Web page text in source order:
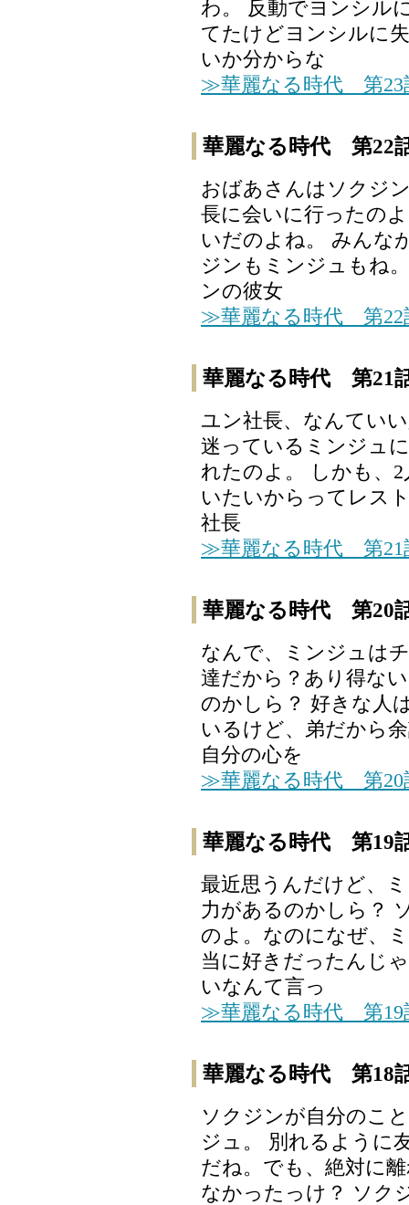
わ。 反動でヨンシル
てたけどヨンシルに
いか分からな
≫華麗なる時代 第23
華麗なる時代 第22
おばあさんはソクジ
長に会いに行ったの
いだのよね。 みんな
ジンもミンジュもね
ンの彼女
≫華麗なる時代 第22
華麗なる時代 第21
ユン社長、なんてい
迷っているミンジュ
れたのよ。 しかも、
いたいからってレス
社長
≫華麗なる時代 第21
華麗なる時代 第20
なんで、ミンジュは
達だから？あり得な
のかしら？ 好きな人
いるけど、弟だから
自分の心を
≫華麗なる時代 第20
華麗なる時代 第19
最近思うんだけど、
力があるのかしら？
のよ。なのになぜ、
当に好きだったんじ
いなんて言っ
≫華麗なる時代 第19
華麗なる時代 第18
ソクジンが自分のこ
ジュ。 別れるように
だね。でも、絶対に
なかったっけ？ ソク